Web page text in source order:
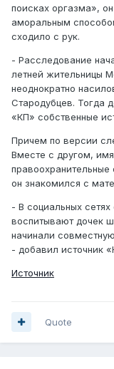
поисках оргазма»,
аморальным
сходило с рук.
- Расследование
летней жительницы
неоднократно
Стародубцев. Тогда
«КП» собственные
Причем по версии
Вместе с другом,
правоохранительные
он знакомился с
- В социальных
воспитывают дочек
начинали
- добавил источник
Источник
Quote